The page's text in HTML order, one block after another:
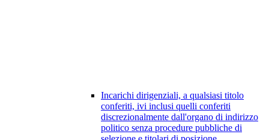
Incarichi dirigenziali, a qualsiasi titolo
conferiti, ivi inclusi quelli conferiti
discrezionalmente dall'organo di indirizzo
politico senza procedure pubbliche di